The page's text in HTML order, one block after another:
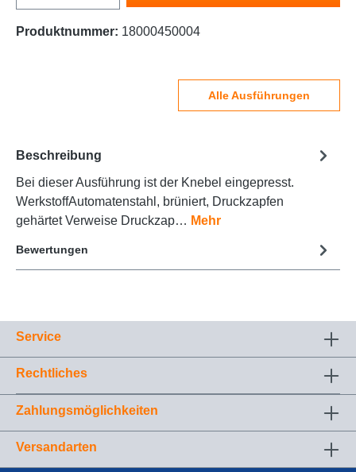
Produktnummer: 18000450004
Alle Ausführungen
Beschreibung
Bei dieser Ausführung ist der Knebel eingepresst.
WerkstoffAutomatenstahl, brüniert, Druckzapfen
gehärtet Verweise Druckzap… Mehr
Bewertungen
Service
Rechtliches
Zahlungsmöglichkeiten
Versandarten